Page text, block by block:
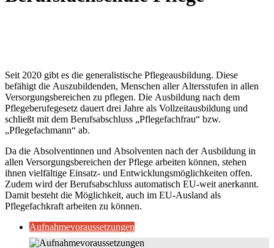
Seit 2020 gibt es die generalistische Pflegeausbildung. Diese
befähigt die Auszubildenden, Menschen aller Altersstufen in allen
Versorgungsbereichen zu pflegen. Die Ausbildung nach dem
Pflegeberufegesetz dauert drei Jahre als Vollzeitausbildung und
schließt mit dem Berufsabschluss „Pflegefachfrau“ bzw.
„Pflegefachmann“ ab.
Da die Absolventinnen und Absolventen nach der Ausbildung in
allen Versorgungsbereichen der Pflege arbeiten können, stehen
ihnen vielfältige Einsatz- und Entwicklungsmöglichkeiten offen.
Zudem wird der Berufsabschluss automatisch EU-weit anerkannt.
Damit besteht die Möglichkeit, auch im EU-Ausland als
Pflegefachkraft arbeiten zu können.
Aufnahmevoraussetzungen